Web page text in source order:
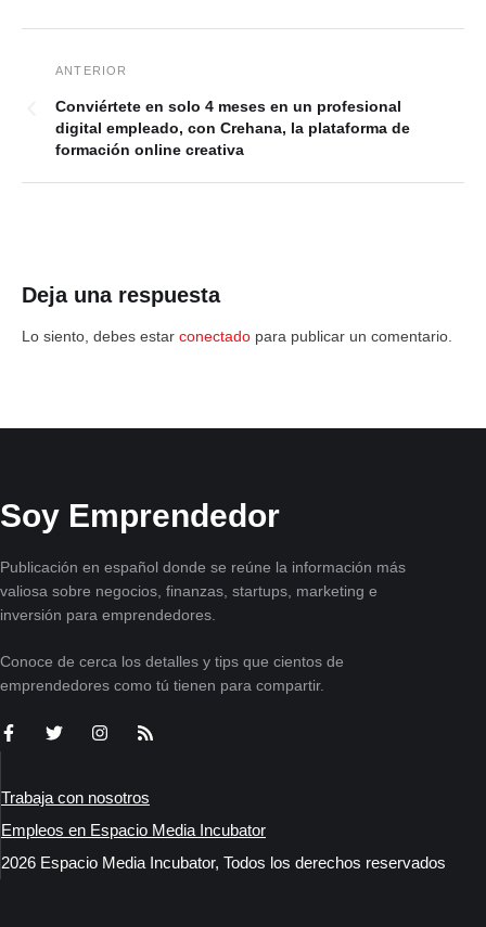
Conviértete en solo 4 meses en un profesional
digital empleado, con Crehana, la plataforma de
formación online creativa
Deja una respuesta
Lo siento, debes estar conectado para publicar un comentario.
Soy Emprendedor
Publicación en español donde se reúne la información más
valiosa sobre negocios, finanzas, startups, marketing e
inversión para emprendedores.
Conoce de cerca los detalles y tips que cientos de
emprendedores como tú tienen para compartir.
Trabaja con nosotros
Empleos en Espacio Media Incubator
2026 Espacio Media Incubator, Todos los derechos reservados